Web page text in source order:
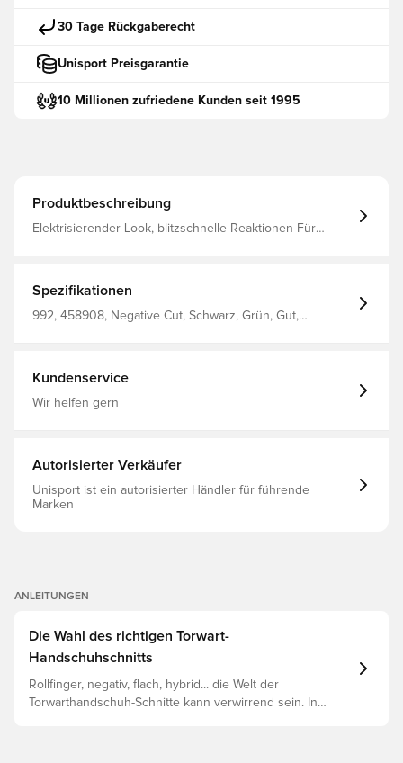
30 Tage Rückgaberecht
Unisport Preisgarantie
10 Millionen zufriedene Kunden seit 1995
Produktbeschreibung
Elektrisierender Look, blitzschnelle Reaktionen Für
Laminierungsschaum Elastisches Latexband GIGA GRIP-
Schaum Negativschnitt
Spezifikationen
992, 458908, Negative Cut, Schwarz, Grün, Gut,
Kundenservice
Wir helfen gern
Autorisierter Verkäufer
Unisport ist ein autorisierter Händler für führende
Marken
ANLEITUNGEN
Die Wahl des richtigen Torwart-
Handschuhschnitts
Rollfinger, negativ, flach, hybrid... die Welt der
Torwarthandschuh-Schnitte kann verwirrend sein. In